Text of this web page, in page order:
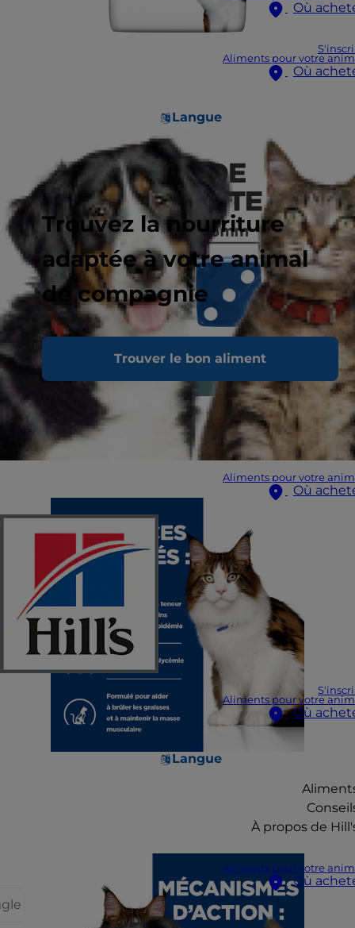
Où
Aliments pour votre
Où
Langue
Trouvez la nourriture
adaptée à votre animal
de compagnie
Trouver le bon aliment
Aliments pour votre
Où
Aliments pour votre
Où
Langue
À propos de
Aliments pour votre
Où